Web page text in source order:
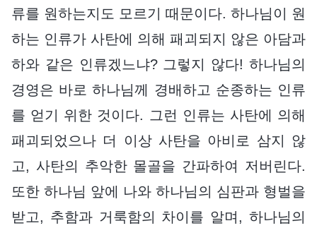
류를 원하는지도 모르기 때문이다. 하나님이 원
하는 인류가 사탄에 의해 패괴되지 않은 아담과
하와 같은 인류겠느냐? 그렇지 않다! 하나님의
경영은 바로 하나님께 경배하고 순종하는 인류
를 얻기 위한 것이다. 그런 인류는 사탄에 의해
패괴되었으나 더 이상 사탄을 아비로 삼지 않
고, 사탄의 추악한 몰골을 간파하여 저버린다.
또한 하나님 앞에 나와 하나님의 심판과 형벌을
받고, 추함과 거룩함의 차이를 알며, 하나님의